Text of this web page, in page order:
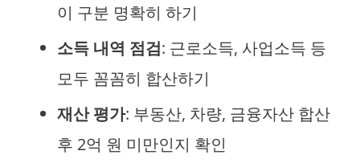
이 구분 명확히 하기
소득 내역 점검: 근로소득, 사업소득 등
모두 꼼꼼히 합산하기
재산 평가: 부동산, 차량, 금융자산 합산
후 2억 원 미만인지 확인